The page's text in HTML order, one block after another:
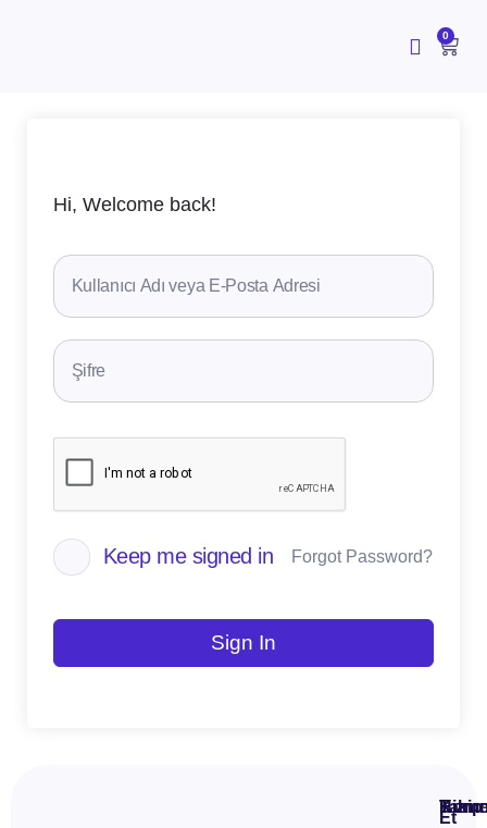
0
Hi, Welcome back!
Keep me signed in Forgot Password?
Sign In
Takip
Et